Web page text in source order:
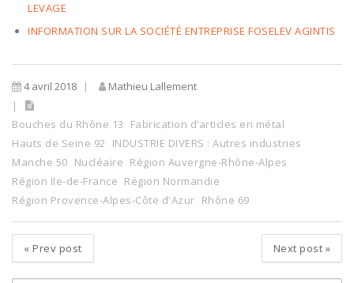
LEVAGE
INFORMATION SUR LA SOCIÉTÉ ENTREPRISE FOSELEV AGINTIS
4 avril 2018 Mathieu Lallement
Bouches du Rhône 13
Fabrication d’articles en métal
Hauts de Seine 92
INDUSTRIE DIVERS : Autres industries
Manche 50 Nucléaire Région Auvergne-Rhône-Alpes
Région Ile-de-France Région Normandie
Région Provence-Alpes-Côte d'Azur Rhône 69
« Prev post Next post »